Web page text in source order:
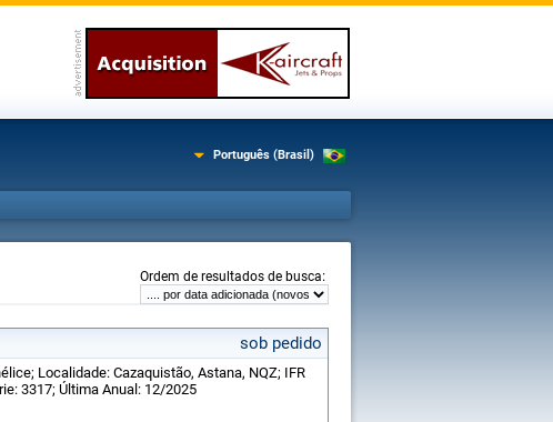
Português (Brasil)
Ordem de resultados de busca:
sob pedido
Localidade: Cazaquistão, Astana, NQZ; IFR
3317; Última Anual: 12/2025